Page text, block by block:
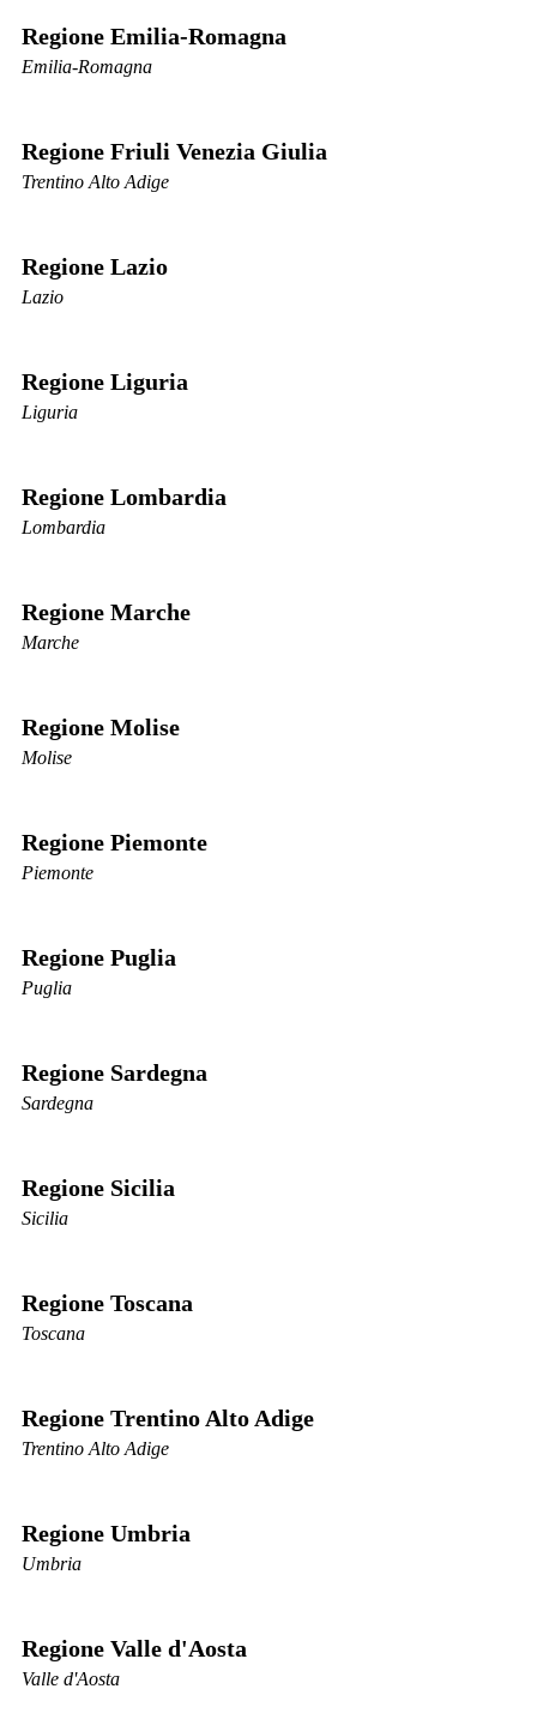
Regione Emilia-Romagna
Emilia-Romagna
Regione Friuli Venezia Giulia
Trentino Alto Adige
Regione Lazio
Lazio
Regione Liguria
Liguria
Regione Lombardia
Lombardia
Regione Marche
Marche
Regione Molise
Molise
Regione Piemonte
Piemonte
Regione Puglia
Puglia
Regione Sardegna
Sardegna
Regione Sicilia
Sicilia
Regione Toscana
Toscana
Regione Trentino Alto Adige
Trentino Alto Adige
Regione Umbria
Umbria
Regione Valle d'Aosta
Valle d'Aosta